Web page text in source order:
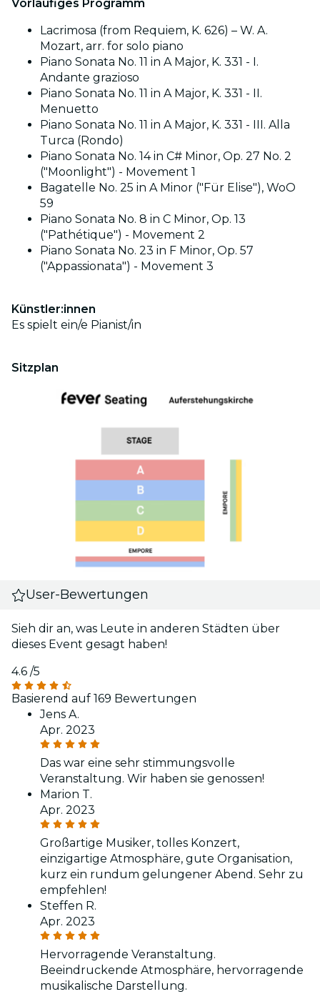
Vorläufiges Programm
Lacrimosa (from Requiem, K. 626) – W. A.
Mozart, arr. for solo piano
Piano Sonata No. 11 in A Major, K. 331 - I.
Andante grazioso
Piano Sonata No. 11 in A Major, K. 331 - II.
Menuetto
Piano Sonata No. 11 in A Major, K. 331 - III. Alla
Turca (Rondo)
Piano Sonata No. 14 in C# Minor, Op. 27 No. 2
("Moonlight") - Movement 1
Bagatelle No. 25 in A Minor ("Für Elise"), WoO
59
Piano Sonata No. 8 in C Minor, Op. 13
("Pathétique") - Movement 2
Piano Sonata No. 23 in F Minor, Op. 57
("Appassionata") - Movement 3
Künstler:innen
Es spielt ein/e Pianist/in
Sitzplan
User-Bewertungen
Sieh dir an, was Leute in anderen Städten über
dieses Event gesagt haben!
4.6 /5
Basierend auf 169 Bewertungen
Jens A.
Apr. 2023
Das war eine sehr stimmungsvolle
Veranstaltung. Wir haben sie genossen!
Marion T.
Apr. 2023
Großartige Musiker, tolles Konzert,
einzigartige Atmosphäre, gute Organisation,
kurz ein rundum gelungener Abend. Sehr zu
empfehlen!
Steffen R.
Apr. 2023
Hervorragende Veranstaltung.
Beeindruckende Atmosphäre, hervorragende
musikalische Darstellung.